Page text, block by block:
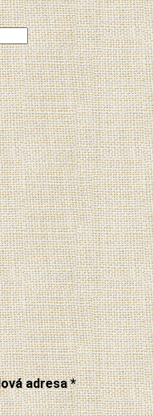
adresa*